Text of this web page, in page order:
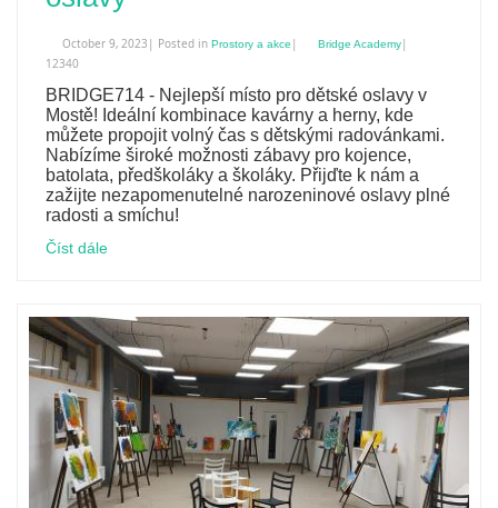
October 9, 2023| Posted in Prostory a akce | Bridge Academy|
12340
BRIDGE714 - Nejlepší místo pro dětské oslavy v
Mostě! Ideální kombinace kavárny a herny, kde
můžete propojit volný čas s dětskými radovánkami.
Nabízíme široké možnosti zábavy pro kojence,
batolata, předškoláky a školáky. Přijďte k nám a
zažijte nezapomenutelné narozeninové oslavy plné
radosti a smíchu!
Číst dále